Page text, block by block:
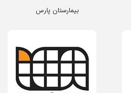
بیمارستان پارس